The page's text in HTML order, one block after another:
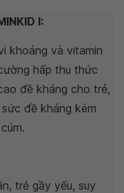
I:
khoáng và vitamin
hấp thu thức
đề kháng cho trẻ,
đề kháng kém
trẻ gầy yếu, suy